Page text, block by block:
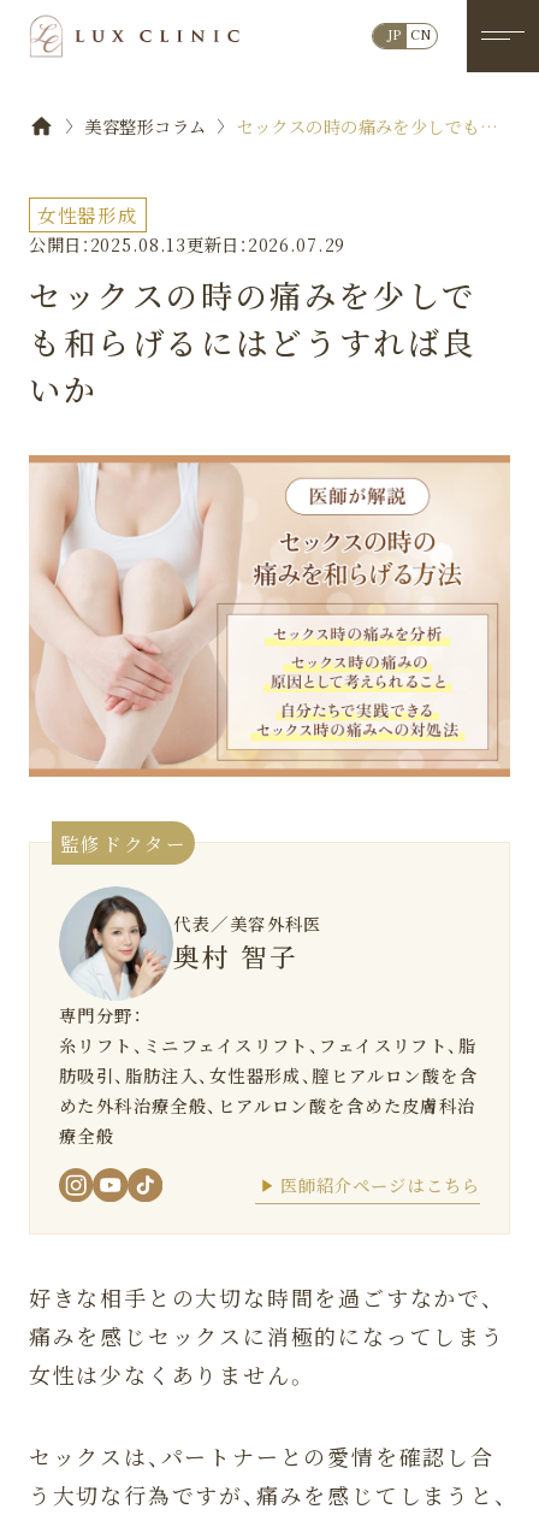
JP CN
美容整形コラム
セックスの時の痛みを少しでも和
女性器形成
公開日：2025.08.13更新日：2026.07.29
セックスの時の痛みを少しで
も和らげるにはどうすれば良
いか
監修ドクター
代表／美容外科医
奥村 智子
専門分野：
糸リフト、ミニフェイスリフト、フェイスリフト、脂
肪吸引、脂肪注入、女性器形成、膣ヒアルロン酸を含
めた外科治療全般、ヒアルロン酸を含めた皮膚科治
療全般
医師紹介ページはこちら
好きな相手との大切な時間を過ごすなかで、
痛みを感じセックスに消極的になってしまう
女性は少なくありません。
セックスは、パートナーとの愛情を確認し合
う大切な行為ですが、痛みを感じてしまうと、